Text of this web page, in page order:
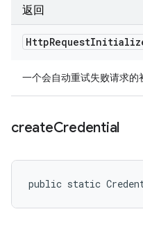
返回
HttpRequest
一个会自动重试失败请求的
createCredential
public static